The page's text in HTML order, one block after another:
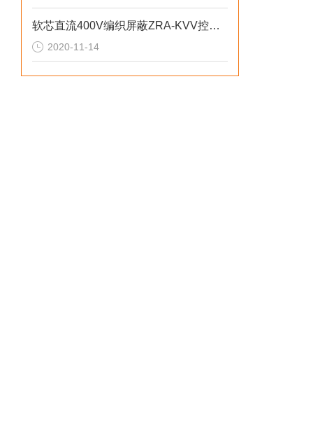
软芯直流400V编织屏蔽ZRA-KVV控制电缆
2020-11-14